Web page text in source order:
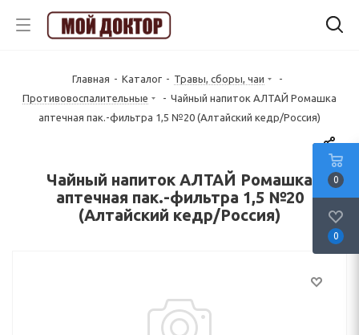
Главная - Каталог - Травы, сборы, чаи
-
Противовоспалительные
- Чайный напиток АЛТАЙ Ромашка
аптечная пак.-фильтра 1,5 №20 (Алтайский кедр/Россия)
Чайный напиток АЛТАЙ Ромашка
аптечная пак.-фильтра 1,5 №20
(Алтайский кедр/Россия)
0
0